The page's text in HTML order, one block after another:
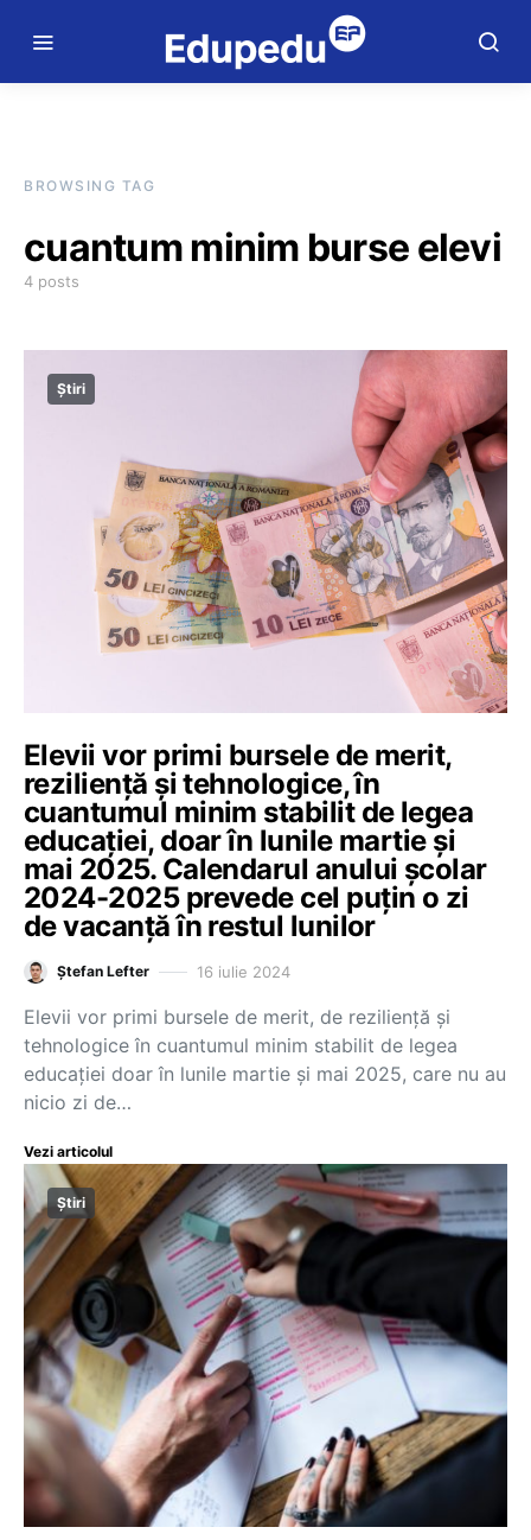
BROWSING TAG
cuantum minim burse elevi
4 posts
Știri
Elevii vor primi bursele de merit,
reziliență și tehnologice, în
cuantumul minim stabilit de legea
educației, doar în lunile martie și
mai 2025. Calendarul anului școlar
2024-2025 prevede cel puțin o zi
de vacanță în restul lunilor
Ștefan Lefter 16 iulie 2024
Elevii vor primi bursele de merit, de reziliență și
tehnologice în cuantumul minim stabilit de legea
educației doar în lunile martie și mai 2025, care nu au
nicio zi de…
Vezi articolul
Știri